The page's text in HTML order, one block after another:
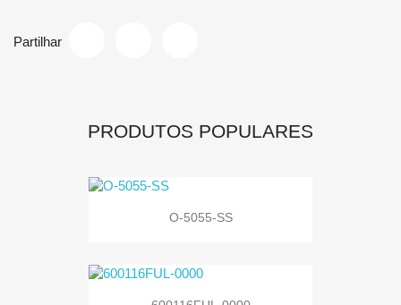
Partilhar
PRODUTOS POPULARES
O-5055-SS